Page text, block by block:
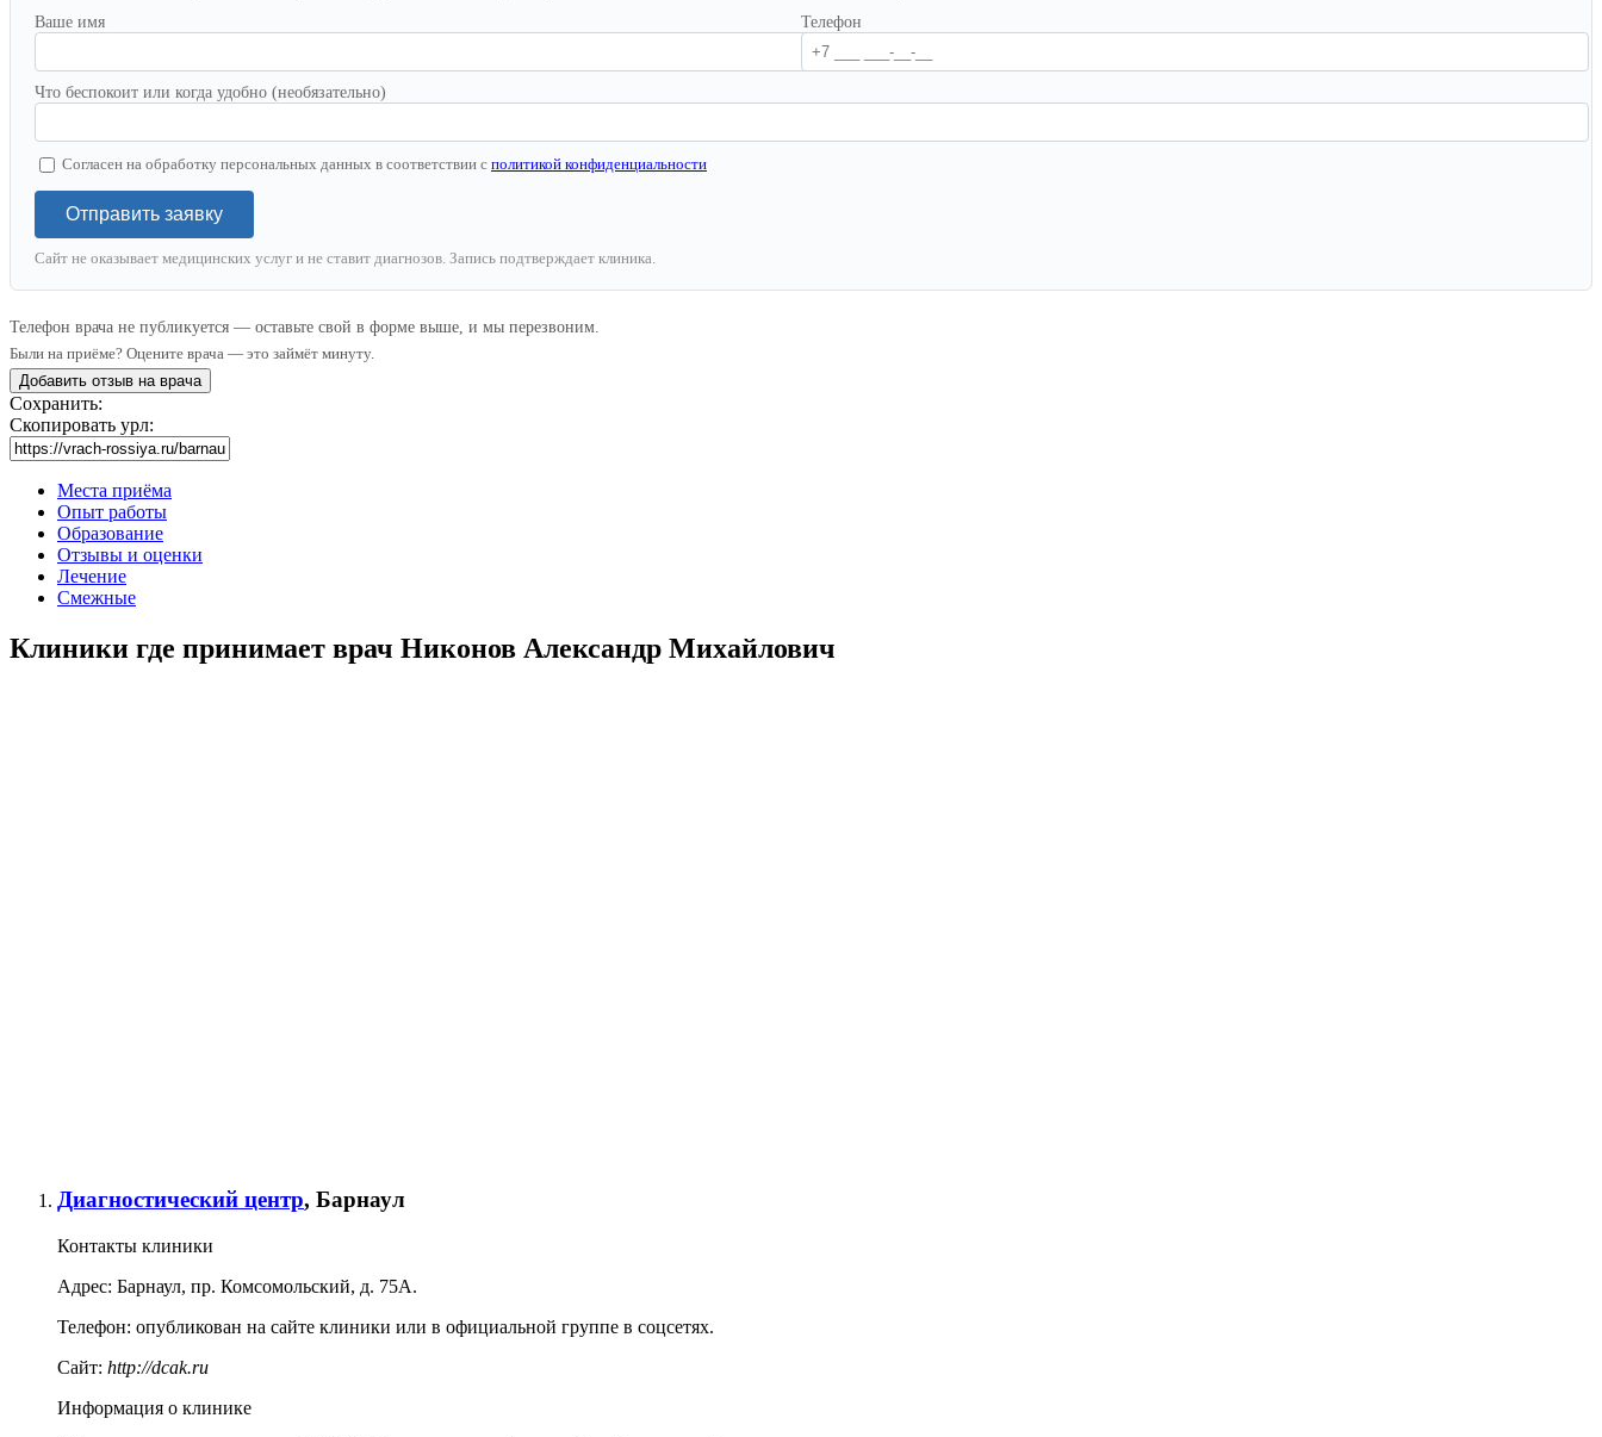
Ваше имя Телефон
Что беспокоит или когда удобно (необязательно)
Согласен на обработку персональных данных в соответствии с политикой конфиденциальности
Отправить заявку
Сайт не оказывает медицинских услуг и не ставит диагнозов. Запись подтверждает клиника.
Телефон врача не публикуется — оставьте свой в форме выше, и мы перезвоним.
Были на приёме? Оцените врача — это займёт минуту.
Добавить отзыв на врача
Сохранить:
Скопировать урл:
Места приёма
Опыт работы
Образование
Отзывы и оценки
Лечение
Смежные
Клиники где принимает врач Никонов Александр Михайлович
Диагностический центр, Барнаул
Контакты клиники
Адрес: Барнаул, пр. Комсомольский, д. 75А.
Телефон: опубликован на сайте клиники или в официальной группе в соцсетях.
Сайт: http://dcak.ru
Информация о клинике